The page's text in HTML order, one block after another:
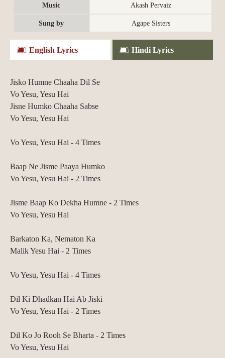
Music Akash Pervaiz
Sung by Agape Sisters
English Lyrics Hindi Lyrics
Jisko Humne Chaaha Dil Se
Vo Yesu, Yesu Hai
Jisne Humko Chaaha Sabse
Vo Yesu, Yesu Hai
Vo Yesu, Yesu Hai - 4 Times
Baap Ne Jisme Paaya Humko
Vo Yesu, Yesu Hai - 2 Times
Jisme Baap Ko Dekha Humne - 2 Times
Vo Yesu, Yesu Hai
Barkaton Ka, Nematon Ka
Malik Yesu Hai - 2 Times
Vo Yesu, Yesu Hai - 4 Times
Dil Ki Dhadkan Hai Ab Jiski
Vo Yesu, Yesu Hai - 2 Times
Dil Ko Jo Rooh Se Bharta - 2 Times
Vo Yesu, Yesu Hai